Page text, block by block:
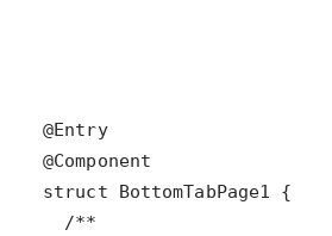
@Entry
@Component
struct
BottomTabPage1
/**